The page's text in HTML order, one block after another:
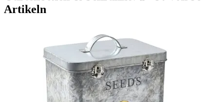
Artikeln